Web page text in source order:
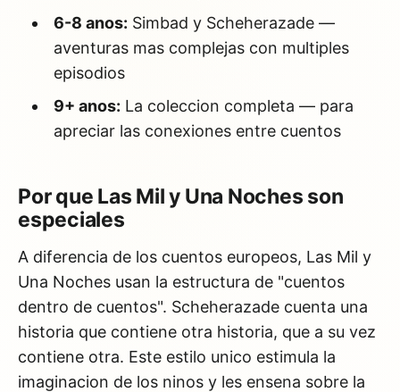
6-8 anos: Simbad y Scheherazade —
aventuras mas complejas con multiples
episodios
9+ anos:La coleccion completa — para
apreciar las conexiones entre cuentos
Por que Las Mil y Una Noches son
especiales
A diferencia de los cuentos europeos, Las Mil y
Una Noches usan la estructura de "cuentos
dentro de cuentos". Scheherazade cuenta una
historia que contiene otra historia, que a su vez
contiene otra. Este estilo unico estimula la
imaginacion de los ninos y les ensena sobre la